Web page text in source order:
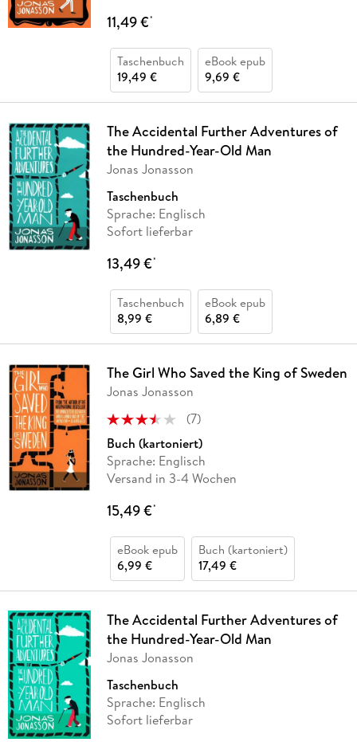
11,49 €*
Taschenbuch
19,49 €
eBook epub
9,69 €
The Accidental Further Adventures of
the Hundred-Year-Old Man
Jonas Jonasson
Taschenbuch
Sprache: Englisch
Sofort lieferbar
13,49 €*
Taschenbuch
8,99 €
eBook epub
6,89 €
The Girl Who Saved the King of Sweden
Jonas Jonasson
(7)
Buch (kartoniert)
Sprache: Englisch
Versand in 3-4 Wochen
15,49 €*
eBook epub
6,99 €
Buch (kartoniert)
17,49 €
The Accidental Further Adventures of
the Hundred-Year-Old Man
Jonas Jonasson
Taschenbuch
Sprache: Englisch
Sofort lieferbar